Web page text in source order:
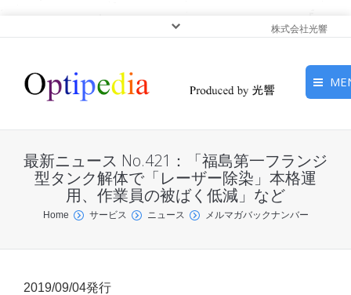
株式会社光響
ピックアップ
光基礎・光源
光応用・アプリケーショ
最新ニュース No.421：「福島第一フランジ
型タンク解体で「レーザー除染」本格運
用、作業員の被ばく低減」など
You are here:
Home サービス ニュース メルマガバックナンバー
2019/09/04発行